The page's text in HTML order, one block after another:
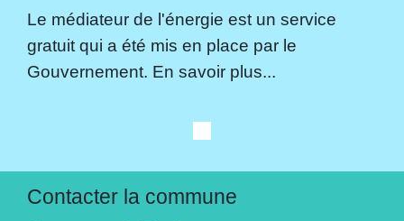
Le médiateur de l'énergie est un service
gratuit qui a été mis en place par le
Gouvernement. En savoir plus...
Contacter la commune